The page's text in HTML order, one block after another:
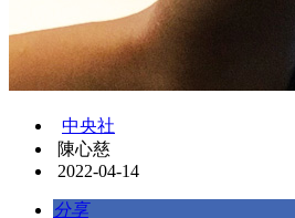
中央社
陳心慈
2022-04-14
分享